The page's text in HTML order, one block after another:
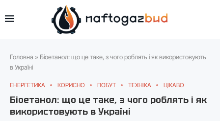
Головна » Біоетанол: що це таке, з чого роблять і як використовують
в Україні
ЕНЕРГЕТИКА КОРИСНО ПОБУТ ТЕХНІКА ЦІКАВО
Біоетанол: що це таке, з чого роблять і як
використовують в Україні